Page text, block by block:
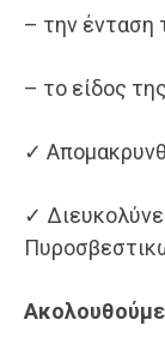
– την ένταση
– το είδος
✓
✓
Ακολουθούμε